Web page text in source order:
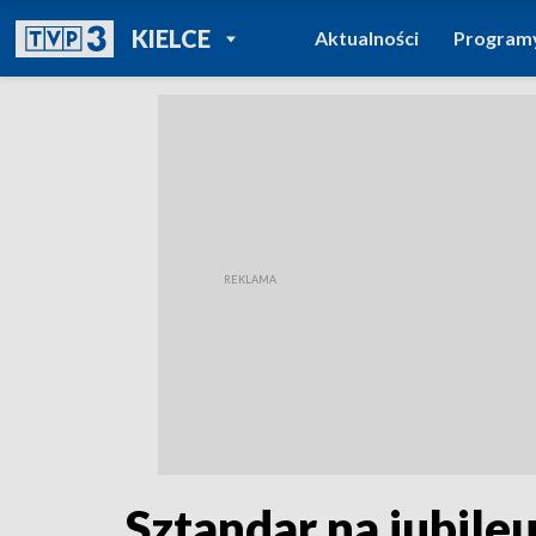
KIELCEPOWRÓT DO
TVP REGIONY
Aktualności